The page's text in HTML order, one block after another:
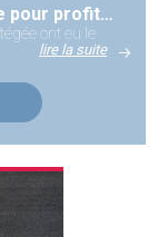
Une nouvelle terrasse pour profiter des beaux jours
ont eu le
lire la suite